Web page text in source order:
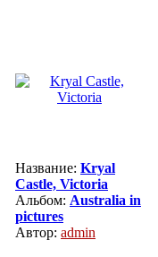
Название: Kryal
Castle, Victoria
Альбом: Australia in
pictures
Автор: admin